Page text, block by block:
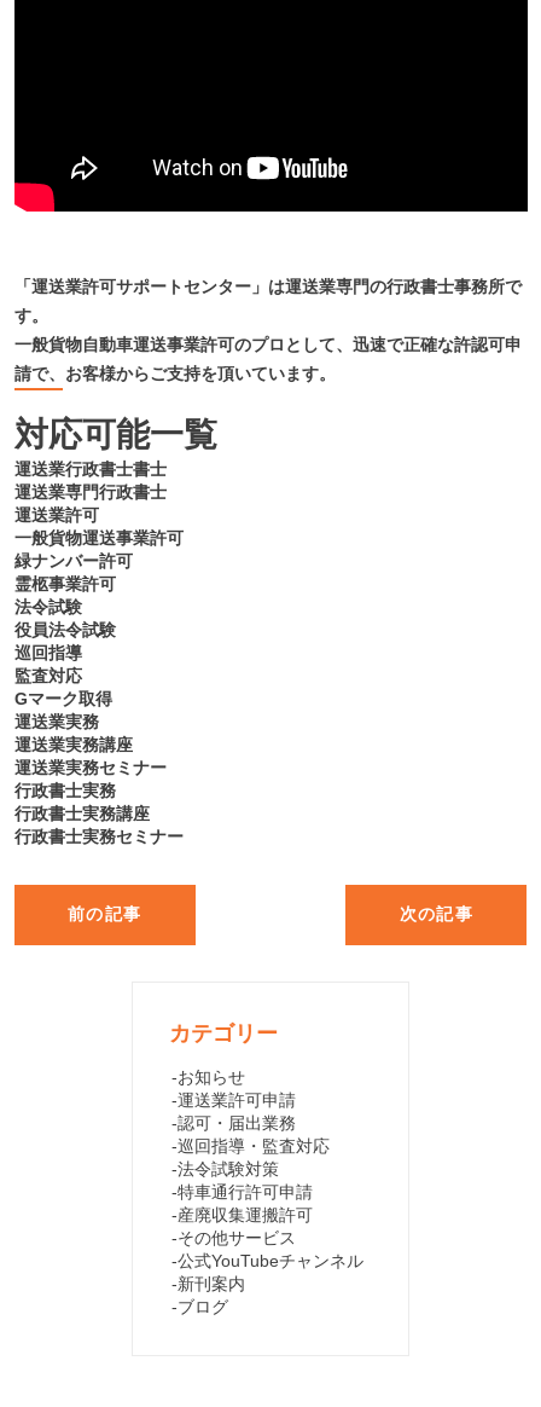
「運送業許可サポートセンター」は運送業専門の行政書士事務所で
す。
一般貨物自動車運送事業許可のプロとして、迅速で正確な許認可申
請で、お客様からご支持を頂いています。
対応可能一覧
運送業行政書士書士
運送業専門行政書士
運送業許可
一般貨物運送事業許可
緑ナンバー許可
霊柩事業許可
法令試験
役員法令試験
巡回指導
監査対応
Gマーク取得
運送業実務
運送業実務講座
運送業実務セミナー
行政書士実務
行政書士実務講座
行政書士実務セミナー
前の記事 次の記事
カテゴリー
お知らせ
運送業許可申請
認可・届出業務
巡回指導・監査対応
法令試験対策
特車通行許可申請
産廃収集運搬許可
その他サービス
公式YouTubeチャンネル
新刊案内
ブログ